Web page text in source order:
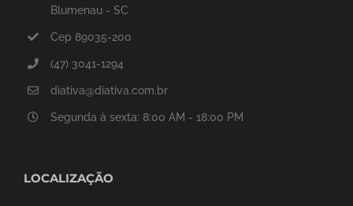
Blumenau - SC
Cep 89035-200
(47) 3041-1294
diativa@diativa.com.br
Segunda à sexta: 8:00 AM - 18:00 PM
LOCALIZAÇÃO